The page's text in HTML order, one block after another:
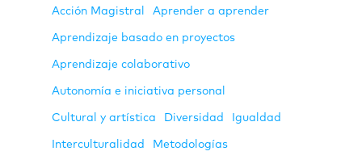
Acción Magistral Aprender a aprender
Aprendizaje basado en proyectos
Aprendizaje colaborativo
Autonomía e iniciativa personal
Cultural y artística Diversidad Igualdad
Interculturalidad Metodologías